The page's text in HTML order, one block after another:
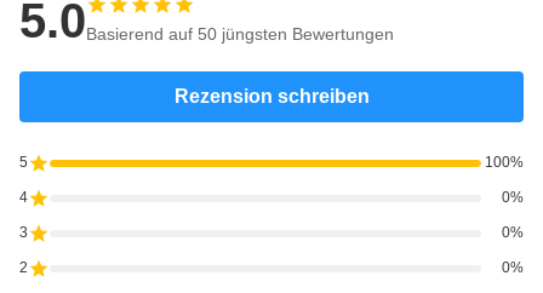
5.0Basierend auf 50 jüngsten Bewertungen
Rezension schreiben
5 100%
4 0%
3 0%
2 0%